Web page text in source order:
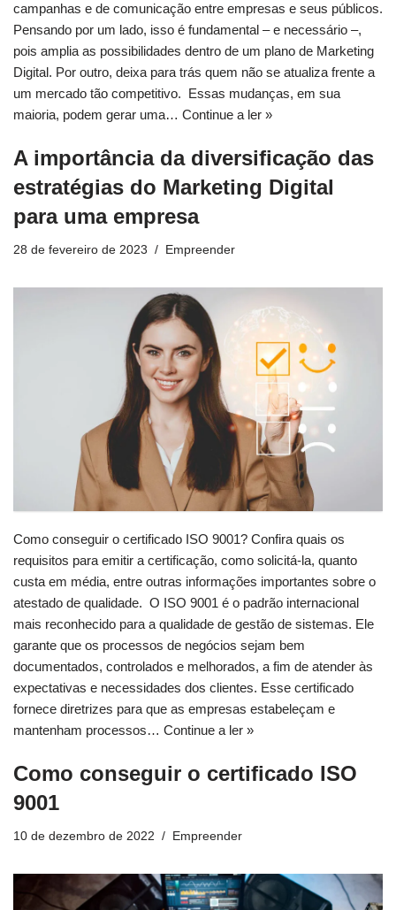
campanhas e de comunicação entre empresas e seus públicos.
Pensando por um lado, isso é fundamental – e necessário –,
pois amplia as possibilidades dentro de um plano de Marketing
Digital. Por outro, deixa para trás quem não se atualiza frente a
um mercado tão competitivo. Essas mudanças, em sua
maioria, podem gerar uma… Continue a ler »
A importância da diversificação das
estratégias do Marketing Digital
para uma empresa
28 de fevereiro de 2023 Empreender
Como conseguir o certificado ISO 9001? Confira quais os
requisitos para emitir a certificação, como solicitá-la, quanto
custa em média, entre outras informações importantes sobre o
atestado de qualidade. O ISO 9001 é o padrão internacional
mais reconhecido para a qualidade de gestão de sistemas. Ele
garante que os processos de negócios sejam bem
documentados, controlados e melhorados, a fim de atender às
expectativas e necessidades dos clientes. Esse certificado
fornece diretrizes para que as empresas estabeleçam e
mantenham processos… Continue a ler »
Como conseguir o certificado ISO
9001
10 de dezembro de 2022 Empreender